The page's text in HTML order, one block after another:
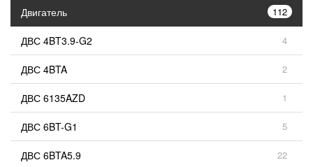
Двигатель 112
ДВС 4BT3.9-G2 4
ДВС 4BTA 2
ДВС 6135AZD 1
ДВС 6BT-G1 5
ДВС 6BTA5.9 22